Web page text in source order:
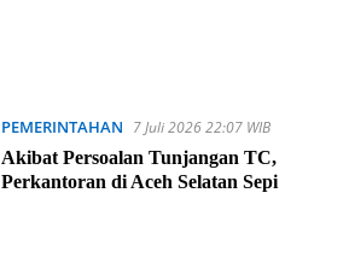
PEMERINTAHAN 7 Juli 2026 22:07 WIB
Akibat Persoalan Tunjangan TC,
Perkantoran di Aceh Selatan Sepi